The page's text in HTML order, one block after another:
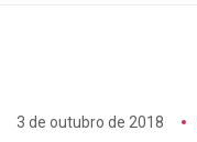
3 de outubro de 2018